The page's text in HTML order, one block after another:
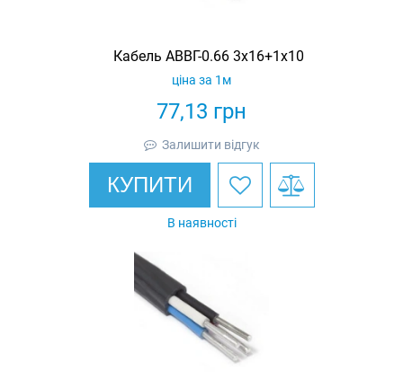
Кабель АВВГ-0.66 3х16+1х10
77,13 грн
ціна за 1м
Залишити відгук
КУПИТИ
В наявності